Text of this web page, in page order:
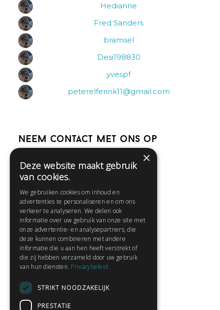
Hedianne
Fred Sanders
bramsel
Desi198830
yvespf
peterelferink11@gmail.com
Neem contact met ons op
Help
Contact
Huisregels
Snel naar:
Gratis aanmelden
Privacybeleid
×
Deze website maakt gebruik
van cookies.
We gebruiken cookies om inhoud en
advertenties te personaliseren en om ons
verkeer te analyseren. We delen ook
informatie over uw gebruik van onze site met
onze advertentie- en analysepartners, die
deze kunnen combineren met andere
informatie die u aan hen heeft verstrekt of
die zij hebben verzameld door uw gebruik
van hun diensten. Privacybeleid
STRIKT NOODZAKELIJK
PRESTATIE